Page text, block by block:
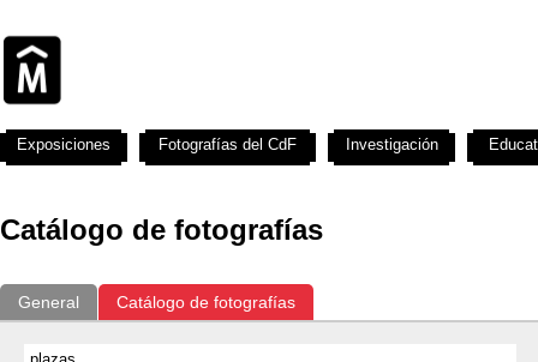
Catálogo de fotografías
General Catálogo de fotografías
Exposiciones Fotografías del CdF Investigación